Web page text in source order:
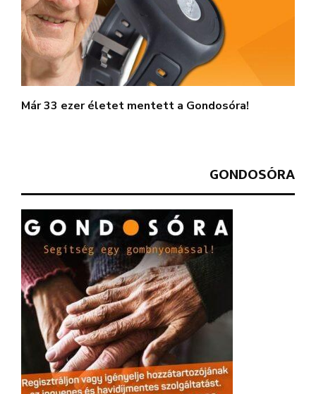
Már 33 ezer életet mentett a Gondosóra!
GONDOSÓRA